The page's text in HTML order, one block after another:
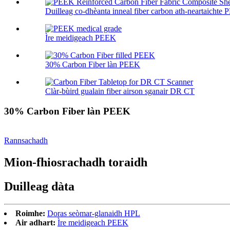
Duilleag co-dhèanta inneal fiber carbon ath-neartaichte
Ìre meidigeach PEEK
30% Carbon Fiber làn PEEK
Clàr-bùird gualain fiber airson sganair DR CT
30% Carbon Fiber làn PEEK
Rannsachadh
Mion-fhiosrachadh toraidh
Duilleag dàta
Roimhe: Doras seòmar-glanaidh HPL
Air adhart: Ìre meidigeach PEEK